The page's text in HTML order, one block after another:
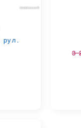
рул.
3